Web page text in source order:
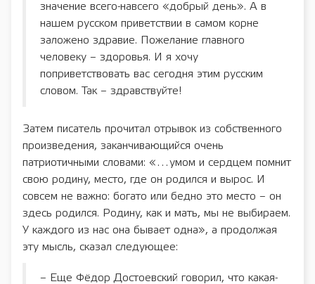
значение всего-навсего «добрый день». А в
нашем русском приветствии в самом корне
заложено здравие. Пожелание главного
человеку – здоровья. И я хочу
поприветствовать вас сегодня этим русским
словом. Так – здравствуйте!
Затем писатель прочитал отрывок из собственного
произведения, заканчивающийся очень
патриотичными словами: «…умом и сердцем помнит
свою родину, место, где он родился и вырос. И
совсем не важно: богато или бедно это место – он
здесь родился. Родину, как и мать, мы не выбираем.
У каждого из нас она бывает одна», а продолжая
эту мысль, сказал следующее:
– Еще Фёдор Достоевский говорил, что какая-